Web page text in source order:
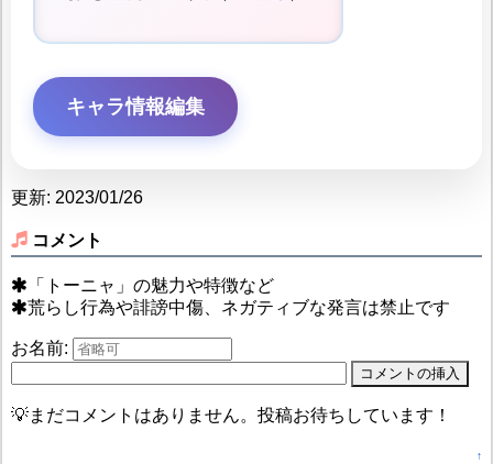
キャラ情報編集
更新: 2023/01/26
コメント
「トーニャ」の魅力や特徴など
荒らし行為や誹謗中傷、ネガティブな発言は禁止です
お名前:
💡まだコメントはありません。投稿お待ちしています！
↑